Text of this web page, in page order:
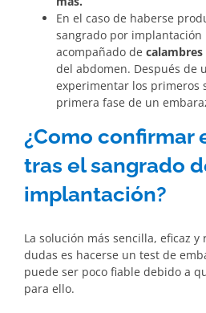
En el caso de haberse
sangrado por implantación
acompañado de calambres
del abdomen. Después de
experimentar los primeros
primera fase de un
¿Como confirmar
tras el sangrado
implantación?
La solución más sencilla, eficaz
dudas es hacerse un test de
puede ser poco fiable debido a
para ello.